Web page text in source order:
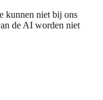
kunnen niet bij ons
de AI worden niet